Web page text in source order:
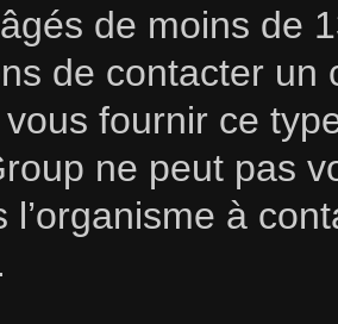
de moins de
de contacter un
fournir ce
ne peut pas
l’organisme à